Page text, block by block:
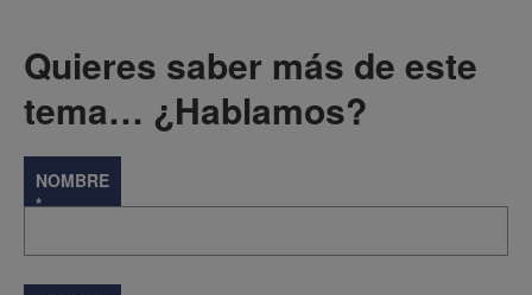
Quieres saber más de este
tema… ¿Hablamos?
NOMBRE
*